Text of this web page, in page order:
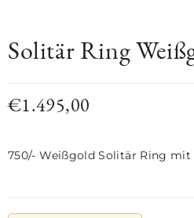
Solitär Ring
€1.495,00
750/- Weißgold Solitär Ring